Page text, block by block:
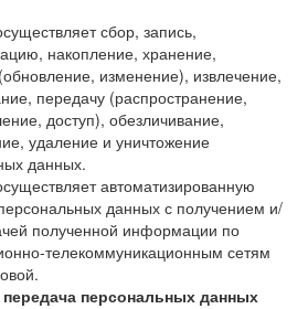
сбор, запись,
накопление, хранение,
изменение), извлечение,
передачу (распространение,
доступ), обезличивание,
удаление и уничтожение
данных.
автоматизированную
данных с получением и/
полученной информации по
телекоммуникационным сетям
передача персональных данных